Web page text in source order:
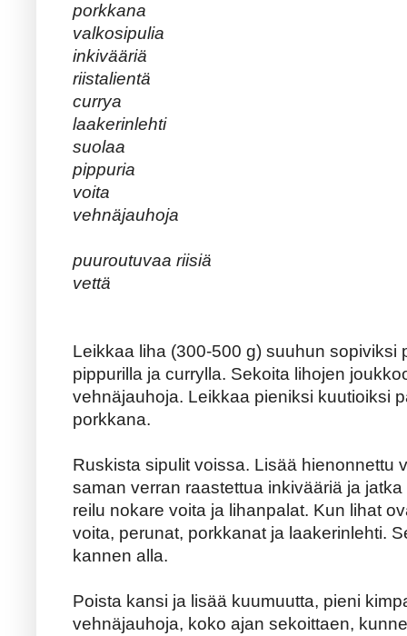
porkkana
valkosipulia
inkivääriä
riistalientä
currya
laakerinlehti
suolaa
pippuria
voita
vehnäjauhoja
puuroutuvaa riisiä
vettä
Leikkaa liha (300-500 g) suuhun sopiviksi
pippurilla ja currylla. Sekoita lihojen
vehnäjauhoja. Leikkaa pieniksi kuutioiksi
porkkana.
Ruskista sipulit voissa. Lisää hienonnettu
saman verran raastettua inkivääriä ja
reilu nokare voita ja lihanpalat. Kun lihat
voita, perunat, porkkanat ja laakerinlehti.
kannen alla.
Poista kansi ja lisää kuumuutta, pieni
vehnäjauhoja, koko ajan sekoittaen,